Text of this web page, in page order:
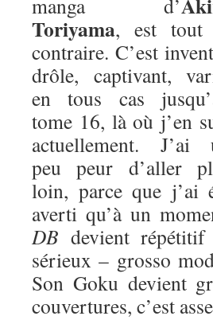
manga d’
Toriyama, est tout
contraire. C’est
drôle, captivant,
en tous cas
tome 16, là où j’en
actuellement. J’ai
peu peur d’aller
loin, parce que j’ai
averti qu’à un
DB devient
sérieux – grosso
Son Goku devient
couvertures, c’est